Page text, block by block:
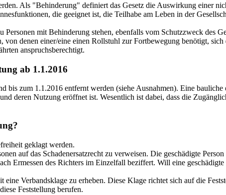
Als "Behinderung" definiert das Gesetz die Auswirkung einer
die geeignet ist, die Teilhabe am Leben in der
Personen mit Behinderung stehen, ebenfalls vom Schutzzweck des
von denen einer/eine einen Rollstuhl zur Fortbewegung benötigt,
anspruchsberechtigt.
ab 1.1.2016
bis zum 1.1.2016 entfernt werden (siehe Ausnahmen). Eine
deren Nutzung eröffnet ist. Wesentlich ist dabei, dass die
geklagt werden.
auf das Schadenersatzrecht zu verweisen. Die geschädigte
Ermessen des Richters im Einzelfall beziffert. Will eine
eine Verbandsklage zu erheben. Diese Klage richtet sich auf die
Feststellung berufen.